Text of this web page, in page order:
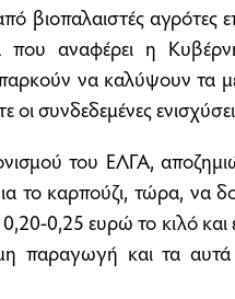
βιοπαλαιστές αγρότες
αναφέρει η
να καλύψουν τα
συνδεδεμένες
του ΕΛΓΑ,
το καρπούζι, τώρα, να
0,20-0,25 ευρώ το κιλό
παραγωγή και τα